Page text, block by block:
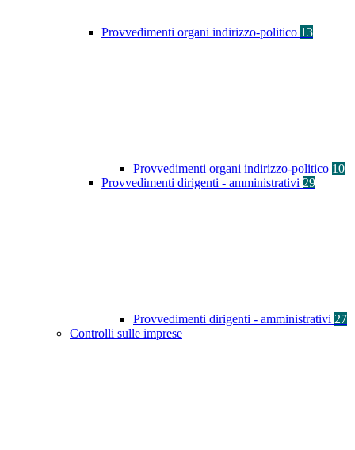
Provvedimenti organi indirizzo-politico 13
Provvedimenti organi indirizzo-politico 10
Provvedimenti dirigenti - amministrativi 29
Provvedimenti dirigenti - amministrativi 27
Controlli sulle imprese